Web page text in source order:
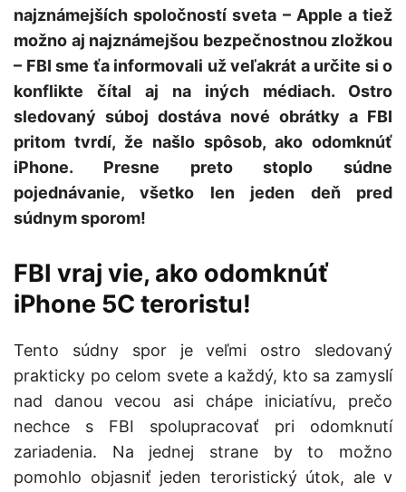
najznámejších spoločností sveta – Apple a tiež
možno aj najznámejšou bezpečnostnou zložkou
– FBI sme ťa informovali už veľakrát a určite si o
konflikte čítal aj na iných médiach. Ostro
sledovaný súboj dostáva nové obrátky a FBI
pritom tvrdí, že našlo spôsob, ako odomknúť
iPhone. Presne preto stoplo súdne
pojednávanie, všetko len jeden deň pred
súdnym sporom!
FBI vraj vie, ako odomknúť
iPhone 5C teroristu!
Tento súdny spor je veľmi ostro sledovaný
prakticky po celom svete a každý, kto sa zamyslí
nad danou vecou asi chápe iniciatívu, prečo
nechce s FBI spolupracovať pri odomknutí
zariadenia. Na jednej strane by to možno
pomohlo objasniť jeden teroristický útok, ale v